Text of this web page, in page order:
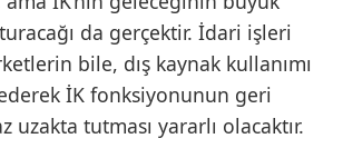
da gerçektir. İdari işleri
bile, dış kaynak kullanımı
İK fonksiyonunun geri
uzakta tutması yararlı olacaktır.